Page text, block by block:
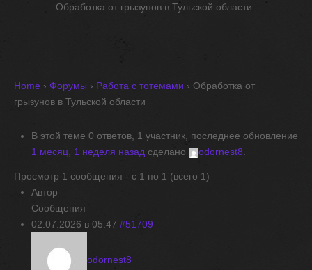
Обработка от грызунов в Тульской области
Home › Форумы › Работа с тотемами › Обработка от
грызунов в Тульской области
В этой теме 0 ответов, 1 участник, последнее обновление
1 месяц, 1 неделя назад сделано odornest8.
Просмотр 1 сообщения - с 1 по 1 (всего 1)
Автор
Сообщения
02.07.2026 в 05:47 #51709
odornest8